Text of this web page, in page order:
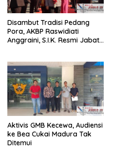
Disambut Tradisi Pedang
Pora, AKBP Raswidiati
Anggraini, S.I.K. Resmi Jabat
Aktivis GMB Kecewa, Audiensi
ke Bea Cukai Madura Tak
Ditemui